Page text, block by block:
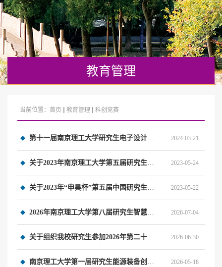
教育管理
当前位置： 首页 教育管理 科创竞赛
第十一届南京理工大学研究生电子设计竞赛暨第十九届中国研究生电子设计竞赛校内选拔赛通知 2024-03-21
关于2023年南京理工大学第五届研究生智慧城市技术及创意设计大赛暨第九届中国研究生智慧城市技术与创意设计... 2023-05-24
关于2023年“申昊杯”第五届中国研究生机器人创新设计大赛南京理工大学校内选拔赛的通知 2023-05-22
2026年南京理工大学第八届研究生智慧城市技术及创意设计大赛暨第十二届中国研究生智慧城市技术与创意设计大... 2026-07-04
关于组织我校研究生参加2026年第二十三届中国研究生数学建模竞赛的通知 2026-06-30
南京理工大学第一届研究生能源装备创新设计大赛暨第十三届中国研究生能源装备创新设计大赛校内选拔赛 2026-05-18